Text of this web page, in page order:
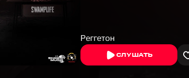
Реггетон
СЛУШАТЬ